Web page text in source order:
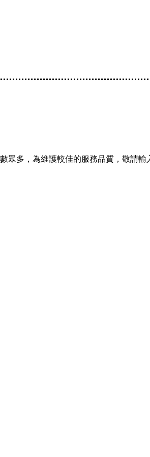
眾多，為維護較佳的服務品質，敬請